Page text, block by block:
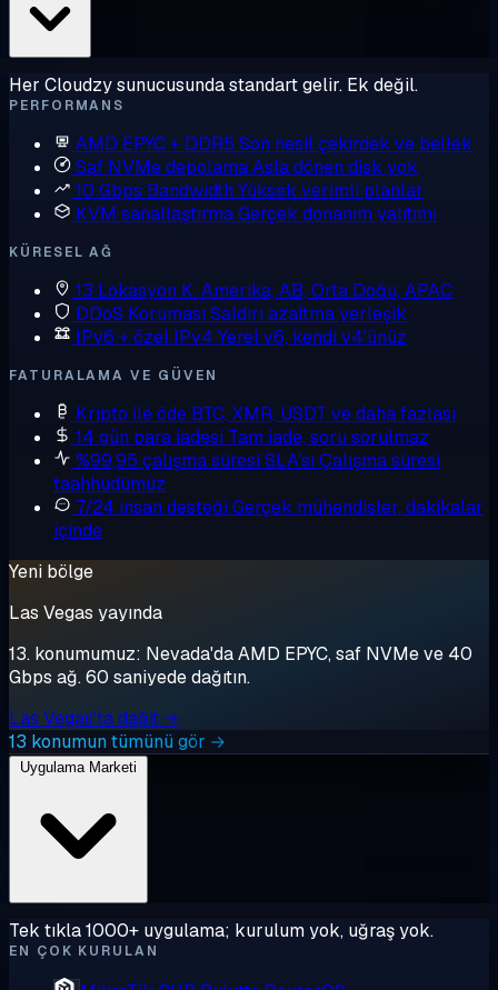
Her Cloudzy sunucusunda standart gelir. Ek değil.
PERFORMANS
AMD EPYC + DDR5 Son nesil çekirdek ve bellek
Saf NVMe depolamaAsla dönen disk yok
10 Gbps Bandwidth Yüksek verimli planlar
KVM sanallaştırmaGerçek donanım yalıtımı
KÜRESEL AĞ
13 Lokasyon K. Amerika, AB, Orta Doğu, APAC
DDoS Koruması Saldırı azaltma yerleşik
IPv6 + özel IPv4 Yerel v6, kendi v4'ünüz
FATURALAMA VE GÜVEN
Kripto ile öde BTC, XMR, USDT ve daha fazlası
14 gün para iadesi Tam iade, soru sorulmaz
%99,95 çalışma süresi SLA'sı Çalışma süresi
taahhüdümüz
7/24 insan desteği Gerçek mühendisler, dakikalar
içinde
Yeni bölge
Las Vegas yayında
13. konumumuz: Nevada'da AMD EPYC, saf NVMe ve 40
Gbps ağ. 60 saniyede dağıtın.
Las Vegas'ta dağıt →
13 konumun tümünü gör →
Tek tıkla 1000+ uygulama; kurulum yok, uğraş yok.
EN ÇOK KURULAN